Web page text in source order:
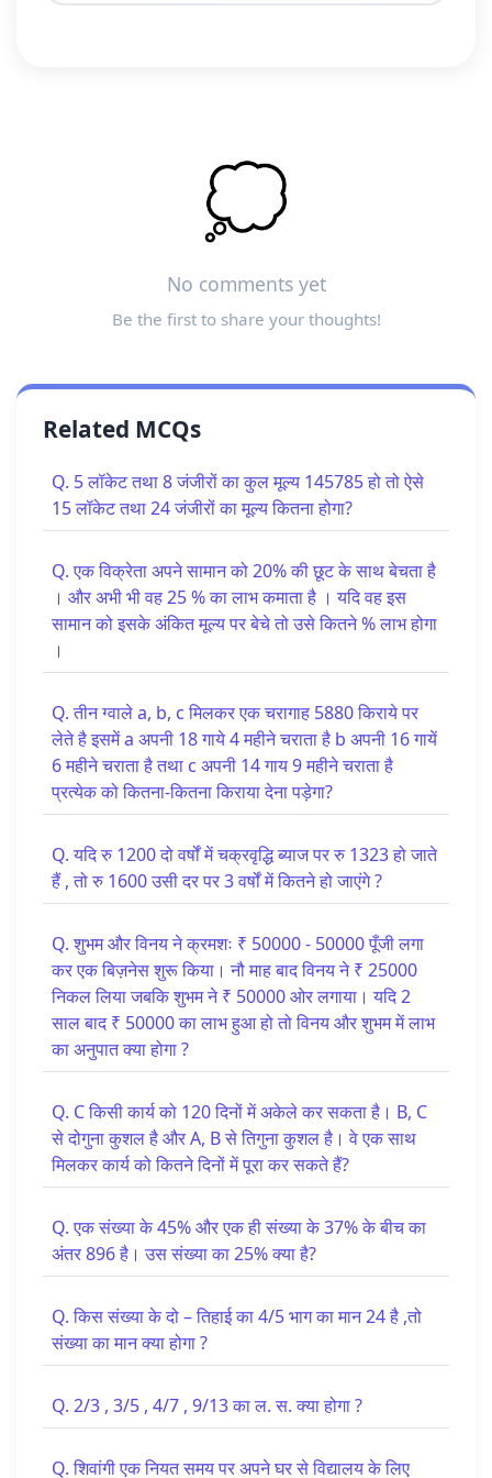
💭
No comments yet
Be the first to share your thoughts!
Related MCQs
Q. 5 लॉकेट तथा 8 जंजीरों का कुल मूल्य 145785 हो तो ऐसे
15 लॉकेट तथा 24 जंजीरों का मूल्य कितना होगा?
Q. एक विक्रेता अपने सामान को 20% की छूट के साथ बेचता है
। और अभी भी वह 25 % का लाभ कमाता है । यदि वह इस
सामान को इसके अंकित मूल्य पर बेचे तो उसे कितने % लाभ होगा
।
Q. तीन ग्वाले a, b, c मिलकर एक चरागाह 5880 किराये पर
लेते है इसमें a अपनी 18 गाये 4 महीने चराता है b अपनी 16 गायें
6 महीने चराता है तथा c अपनी 14 गाय 9 महीने चराता है
प्रत्येक को कितना-कितना किराया देना पड़ेगा?
Q. यदि रु 1200 दो वर्षों में चक्रवृद्धि ब्याज पर रु 1323 हो जाते
हैं , तो रु 1600 उसी दर पर 3 वर्षों में कितने हो जाएंगे ?
Q. शुभम और विनय ने क्रमशः ₹ 50000 - 50000 पूँजी लगा
कर एक बिज़नेस शुरू किया। नौ माह बाद विनय ने ₹ 25000
निकल लिया जबकि शुभम ने ₹ 50000 ओर लगाया। यदि 2
साल बाद ₹ 50000 का लाभ हुआ हो तो विनय और शुभम में लाभ
का अनुपात क्या होगा ?
Q. C किसी कार्य को 120 दिनों में अकेले कर सकता है। B, C
से दोगुना कुशल है और A, B से तिगुना कुशल है। वे एक साथ
मिलकर कार्य को कितने दिनों में पूरा कर सकते हैं?
Q. एक संख्या के 45% और एक ही संख्या के 37% के बीच का
अंतर 896 है। उस संख्या का 25% क्या है?
Q. किस संख्या के दो – तिहाई का 4/5 भाग का मान 24 है ,तो
संख्या का मान क्या होगा ?
Q. 2/3 , 3/5 , 4/7 , 9/13 का ल. स. क्या होगा ?
Q. शिवांगी एक नियत समय पर अपने घर से विद्यालय के लिए